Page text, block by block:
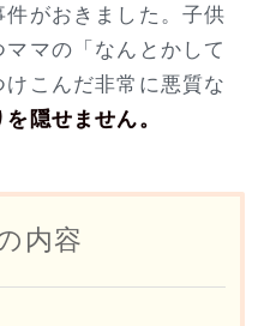
がおきました。子供
マの「なんとかして
こんだ非常に悪質な
隠せません。
内容